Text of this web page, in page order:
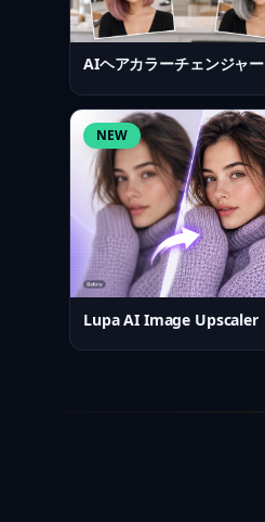
AIヘアカラーチェンジャー
NEW
Lupa AI Image Upscaler